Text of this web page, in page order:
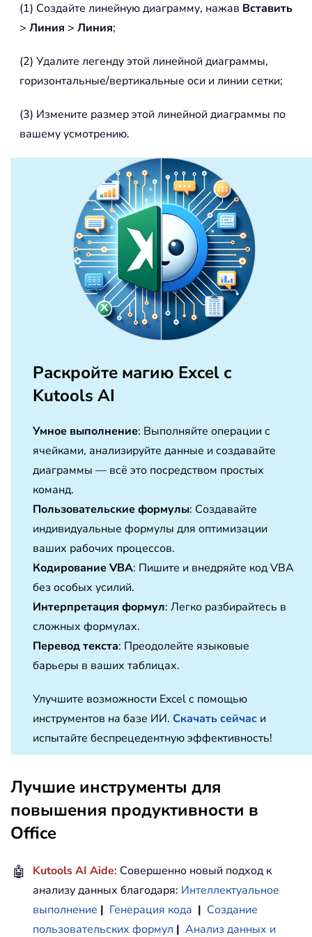
(1) Создайте линейную диаграмму, нажав Вставить
> Линия > Линия;
(2) Удалите легенду этой линейной диаграммы,
горизонтальные/вертикальные оси и линии сетки;
(3) Измените размер этой линейной диаграммы по
вашему усмотрению.
Раскройте магию Excel с
Kutools AI
Умное выполнение: Выполняйте операции с
ячейками, анализируйте данные и создавайте
диаграммы — всё это посредством простых
команд.
Пользовательские формулы: Создавайте
индивидуальные формулы для оптимизации
ваших рабочих процессов.
Кодирование VBA: Пишите и внедряйте код VBA
без особых усилий.
Интерпретация формул: Легко разбирайтесь в
сложных формулах.
Перевод текста: Преодолейте языковые
барьеры в ваших таблицах.
Улучшите возможности Excel с помощью
инструментов на базе ИИ. Скачать сейчас и
испытайте беспрецедентную эффективность!
Лучшие инструменты для
повышения продуктивности в
Office
🤖 Kutools AI Aide: Совершенно новый подход к
анализу данных благодаря: Интеллектуальное
выполнение | Генерация кода | Создание
пользовательских формул | Анализ данных и